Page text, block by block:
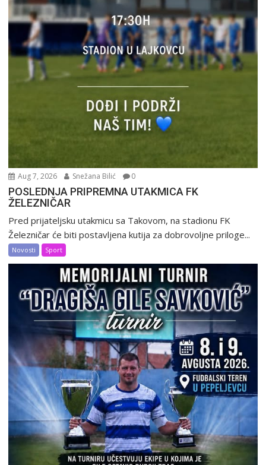
Aug 7, 2026 Snežana Bilić 0
POSLEDNJA PRIPREMNA UTAKMICA FK
ŽELEZNIČAR
Pred prijateljsku utakmicu sa Takovom, na stadionu FK
Železničar će biti postavljena kutija za dobrovoljne priloge...
Novosti Sport